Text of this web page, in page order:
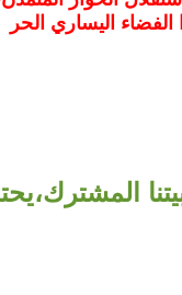
الفضاء اليساري الحر